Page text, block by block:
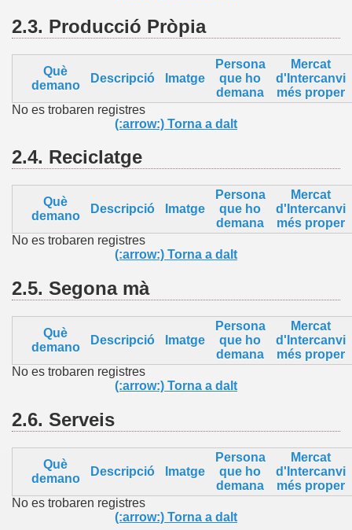
2.3. Producció Pròpia
Què
demano
Descripció Imatge
Persona
que ho
demana
Mercat
d'Intercanvi
més proper
No es trobaren registres
(:arrow:) Torna a dalt
2.4. Reciclatge
Què
demano
Descripció Imatge
Persona
que ho
demana
Mercat
d'Intercanvi
més proper
No es trobaren registres
(:arrow:) Torna a dalt
2.5. Segona mà
Què
demano
Descripció Imatge
Persona
que ho
demana
Mercat
d'Intercanvi
més proper
No es trobaren registres
(:arrow:) Torna a dalt
2.6. Serveis
Què
demano
Descripció Imatge
Persona
que ho
demana
Mercat
d'Intercanvi
més proper
No es trobaren registres
(:arrow:) Torna a dalt